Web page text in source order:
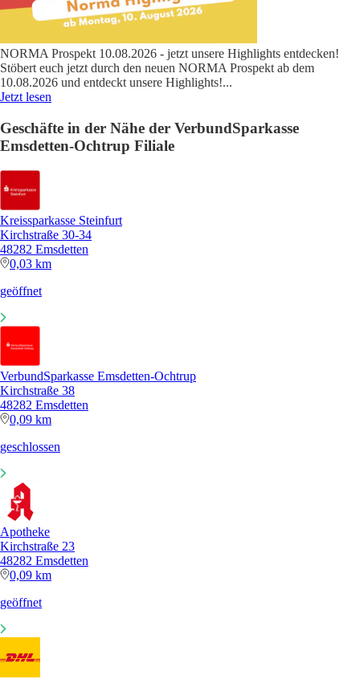
NORMA Prospekt 10.08.2026 - jetzt unsere Highlights entdecken!
Stöbert euch jetzt durch den neuen NORMA Prospekt ab dem
10.08.2026 und entdeckt unsere Highlights!...
Jetzt lesen
Geschäfte in der Nähe der VerbundSparkasse
Emsdetten-Ochtrup Filiale
Kreissparkasse Steinfurt
Kirchstraße 30-34
48282 Emsdetten
0,03 km
geöffnet
VerbundSparkasse Emsdetten-Ochtrup
Kirchstraße 38
48282 Emsdetten
0,09 km
geschlossen
Apotheke
Kirchstraße 23
48282 Emsdetten
0,09 km
geöffnet